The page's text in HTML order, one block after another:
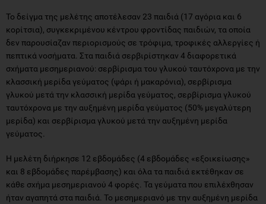
Το δείγμα της μελέτης αποτέλεσαν 23 παιδιά (17 αγόρια και 6
κορίτσια), συγκεκριμένου κέντρου φροντίδας παιδιών, τα οποία
δεν παρουσίαζαν περιορισμούς σε τρόφιμα, τροφικές αλλεργίες ή
πεπτικά νοσήματα. Στα παιδιά σερβιρίστηκαν 4 διαφορετικά
σχήματα μεσημεριανού: σερβίρισμα του γλυκού ταυτόχρονα με την
κλασσική μερίδα γεύματος (ψάρι ή μακαρόνια), σερβίρισμα
γλυκού μετά την κλασσική μερίδα γεύματος, σερβίρισμα γλυκού
ταυτόχρονα με την αυξημένη μερίδα γεύματος (50% μεγαλύτερη
μερίδα) και σερβίρισμα γλυκού μετά την αυξημένη μερίδα
γεύματος.
Η μελέτη διήρκησε 12 εβδομάδες (4 εβδομάδες «εξοικείωσης»
και 8 εβδομάδες παρέμβασης) και όλα τα παιδιά εκτέθηκαν σε
κάθε σχήμα μεσημεριανού 4 φορές. Τα γεύματα που επιλέχθησαν
ήταν αγαπητά στα παιδιά. Το μεσημεριανό με την αυξημένη μερίδα